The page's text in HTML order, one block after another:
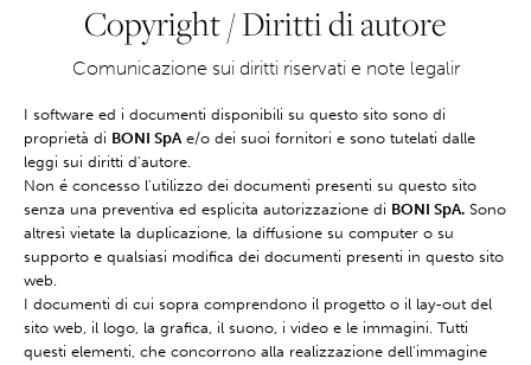
Copyright / Diritti di autore
Comunicazione sui diritti riservati e note legalir
I software ed i documenti disponibili su questo sito sono di
proprietà di BONI SpAe/o dei suoi fornitori e sono tutelati dalle
leggi sui diritti d'autore.
Non é concesso l'utilizzo dei documenti presenti su questo sito
senza una preventiva ed esplicita autorizzazione di BONI SpA. Sono
altresì vietate la duplicazione, la diffusione su computer o su
supporto e qualsiasi modifica dei documenti presenti in questo sito
web.
I documenti di cui sopra comprendono il progetto o il lay-out del
sito web, il logo, la grafica, il suono, i video e le immagini. Tutti
questi elementi, che concorrono alla realizzazione dell'immagine